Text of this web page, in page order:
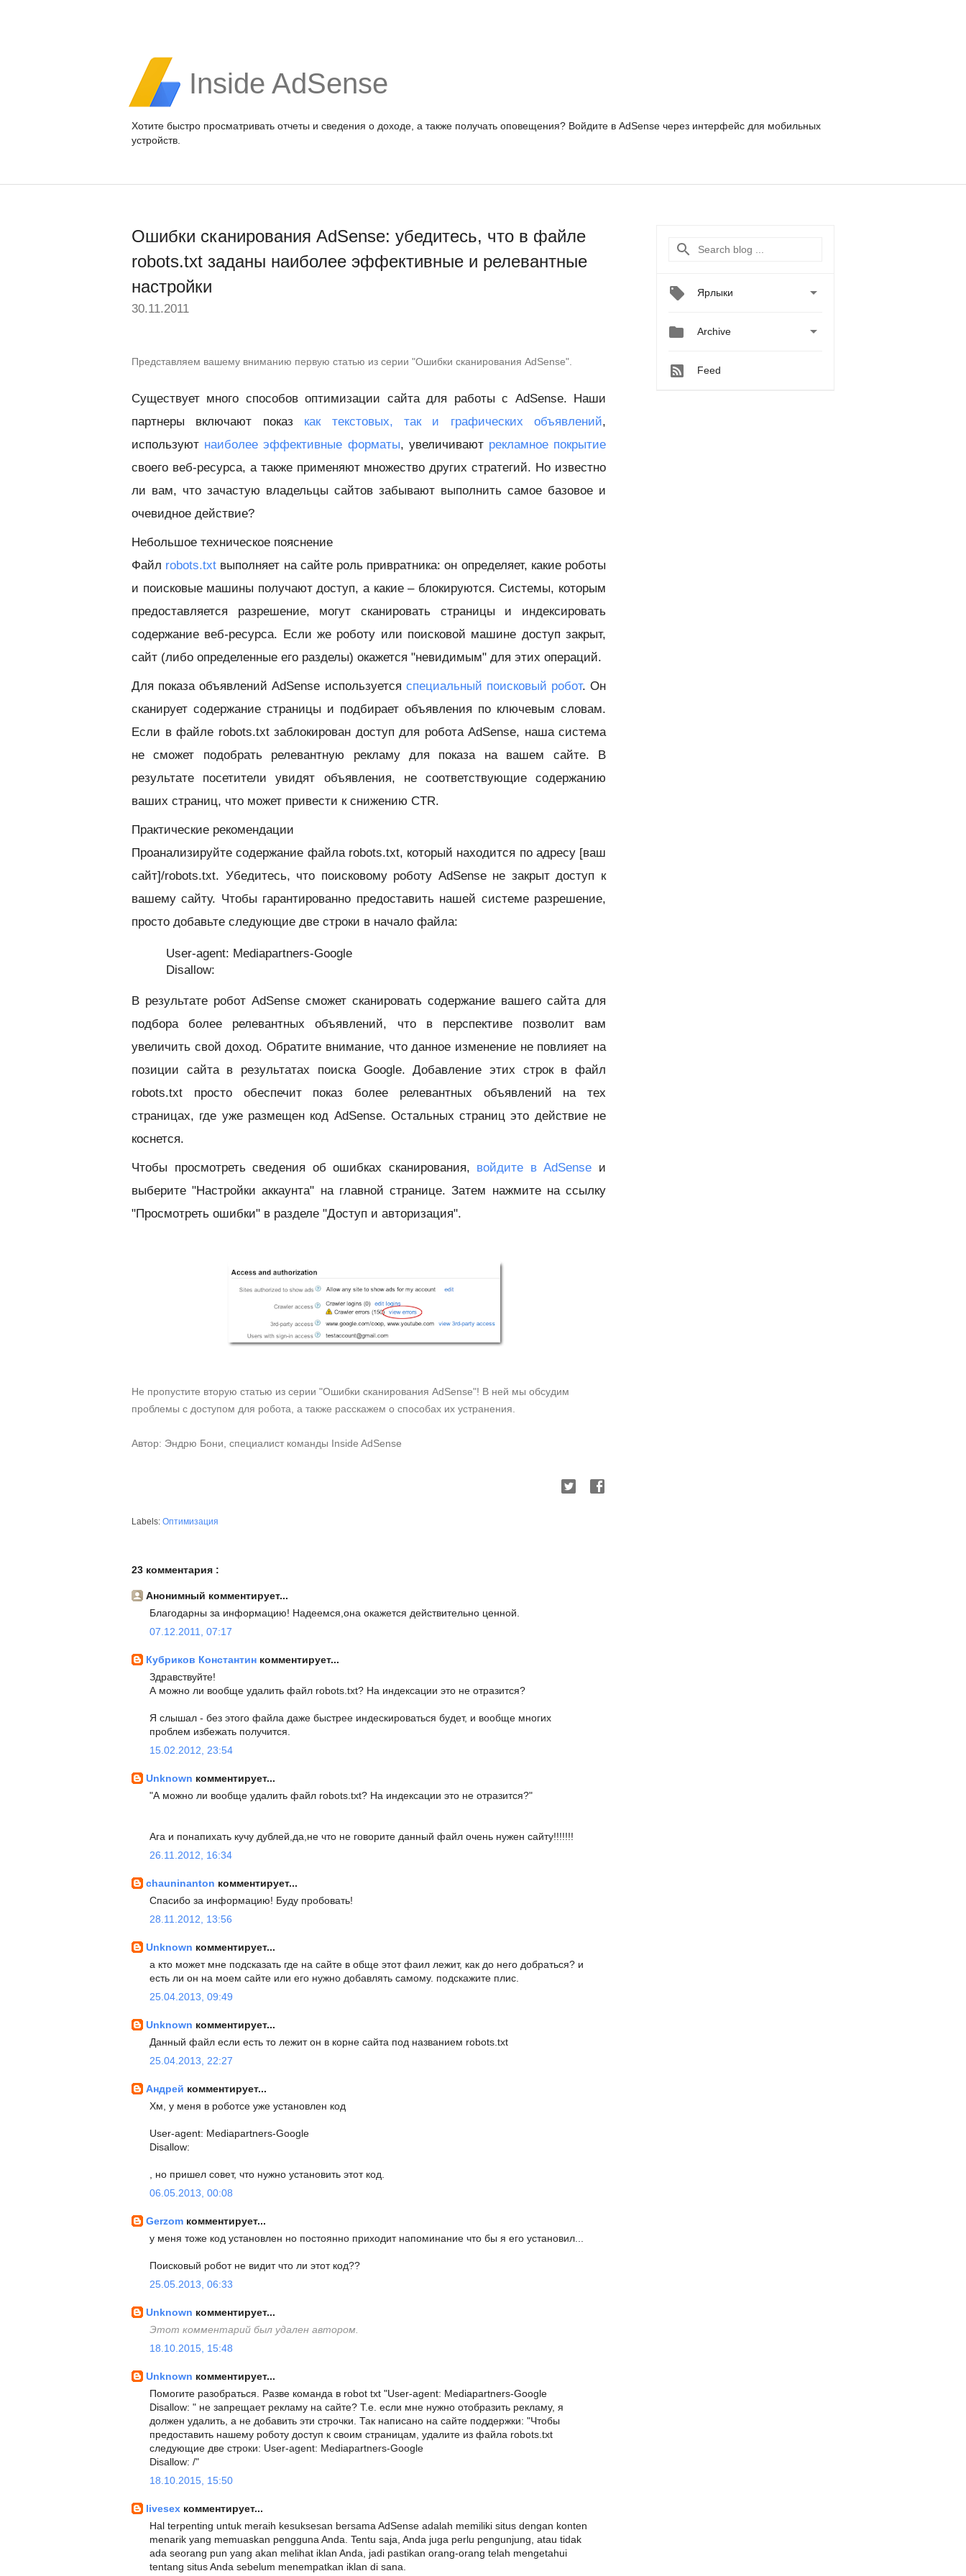
Inside AdSense
Хотите быстро просматривать отчеты и сведения о доходе, а также получать оповещения? Войдите в AdSense через интерфейс для мобильных
устройств.
Ошибки сканирования AdSense: убедитесь, что в файле
robots.txt заданы наиболее эффективные и релевантные
настройки
30.11.2011
Представляем вашему вниманию первую статью из серии "Ошибки сканирования AdSense".
Существует много способов оптимизации сайта для работы с AdSense. Наши
партнеры включают показ как текстовых, так и графических объявлений,
используют наиболее эффективные форматы, увеличивают рекламное покрытие
своего веб-ресурса, а также применяют множество других стратегий. Но известно
ли вам, что зачастую владельцы сайтов забывают выполнить самое базовое и
очевидное действие?
Небольшое техническое пояснение
Файл robots.txt выполняет на сайте роль привратника: он определяет, какие роботы
и поисковые машины получают доступ, а какие – блокируются. Системы, которым
предоставляется разрешение, могут сканировать страницы и индексировать
содержание веб-ресурса. Если же роботу или поисковой машине доступ закрыт,
сайт (либо определенные его разделы) окажется "невидимым" для этих операций.
Для показа объявлений AdSense используется специальный поисковый робот. Он
сканирует содержание страницы и подбирает объявления по ключевым словам.
Если в файле robots.txt заблокирован доступ для робота AdSense, наша система
не сможет подобрать релевантную рекламу для показа на вашем сайте. В
результате посетители увидят объявления, не соответствующие содержанию
ваших страниц, что может привести к снижению CTR.
Практические рекомендации
Проанализируйте содержание файла robots.txt, который находится по адресу [ваш
сайт]/robots.txt. Убедитесь, что поисковому роботу AdSense не закрыт доступ к
вашему сайту. Чтобы гарантированно предоставить нашей системе разрешение,
просто добавьте следующие две строки в начало файла:
User-agent: Mediapartners-Google
Disallow:
В результате робот AdSense сможет сканировать содержание вашего сайта для
подбора более релевантных объявлений, что в перспективе позволит вам
увеличить свой доход. Обратите внимание, что данное изменение не повлияет на
позиции сайта в результатах поиска Google. Добавление этих строк в файл
robots.txt просто обеспечит показ более релевантных объявлений на тех
страницах, где уже размещен код AdSense. Остальных страниц это действие не
коснется.
Чтобы просмотреть сведения об ошибках сканирования, войдите в AdSense и
выберите "Настройки аккаунта" на главной странице. Затем нажмите на ссылку
"Просмотреть ошибки" в разделе "Доступ и авторизация".
Не пропустите вторую статью из серии "Ошибки сканирования AdSense"! В ней мы обсудим
проблемы с доступом для робота, а также расскажем о способах их устранения.
Автор: Эндрю Бони, специалист команды Inside AdSense
Labels: Оптимизация
23 комментария :
Анонимный комментирует...
Благодарны за информацию! Надеемся,она окажется действительно ценной.
07.12.2011, 07:17
Кубриков Константин комментирует...
Здравствуйте!
А можно ли вообще удалить файл robots.txt? На индексации это не отразится?
Я слышал - без этого файла даже быстрее индескироваться будет, и вообще многих
проблем избежать получится.
15.02.2012, 23:54
Unknown комментирует...
"А можно ли вообще удалить файл robots.txt? На индексации это не отразится?"
Ага и понапихать кучу дублей,да,не что не говорите данный файл очень нужен сайту!!!!!!!
26.11.2012, 16:34
chauninanton комментирует...
Спасибо за информацию! Буду пробовать!
28.11.2012, 13:56
Unknown комментирует...
а кто может мне подсказать где на сайте в обще этот фаил лежит, как до него добраться? и
есть ли он на моем сайте или его нужно добавлять самому. подскажите плис.
25.04.2013, 09:49
Unknown комментирует...
Данный файл если есть то лежит он в корне сайта под названием robots.txt
25.04.2013, 22:27
Андрей комментирует...
Хм, у меня в роботсе уже установлен код
User-agent: Mediapartners-Google
Disallow:
, но пришел совет, что нужно установить этот код.
06.05.2013, 00:08
Gerzom комментирует...
у меня тоже код установлен но постоянно приходит напоминание что бы я его установил...
Поисковый робот не видит что ли этот код??
25.05.2013, 06:33
Unknown комментирует...
Этот комментарий был удален автором.
18.10.2015, 15:48
Unknown комментирует...
Помогите разобраться. Разве команда в robot txt "User-agent: Mediapartners-Google
Disallow: " не запрещает рекламу на сайте? Т.е. если мне нужно отобразить рекламу, я
должен удалить, а не добавить эти строчки. Так написано на сайте поддержки: "Чтобы
предоставить нашему роботу доступ к своим страницам, удалите из файла robots.txt
следующие две строки: User-agent: Mediapartners-Google
Disallow: /"
18.10.2015, 15:50
livesex комментирует...
Hal terpenting untuk meraih kesuksesan bersama AdSense adalah memiliki situs dengan konten
menarik yang memuaskan pengguna Anda. Tentu saja, Anda juga perlu pengunjung, atau tidak
ada seorang pun yang akan melihat iklan Anda, jadi pastikan orang-orang telah mengetahui
tentang situs Anda sebelum menempatkan iklan di sana.
Ярлыки 
 Archive 
Feed